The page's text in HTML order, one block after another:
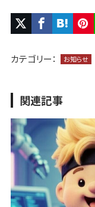
カテゴリー： お知らせ
関連記事